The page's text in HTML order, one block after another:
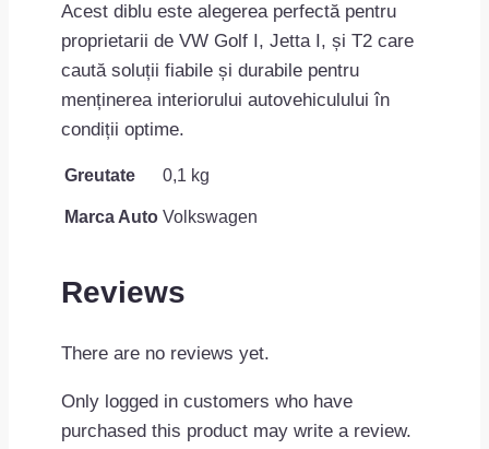
Acest diblu este alegerea perfectă pentru
proprietarii de VW Golf I, Jetta I, și T2 care
caută soluții fiabile și durabile pentru
menținerea interiorului autovehiculului în
condiții optime.
Greutate 0,1 kg
Marca Auto Volkswagen
Reviews
There are no reviews yet.
Only logged in customers who have
purchased this product may write a review.